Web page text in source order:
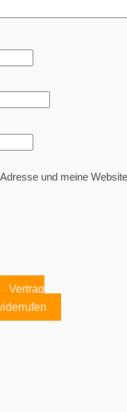
und meine
Vertrag